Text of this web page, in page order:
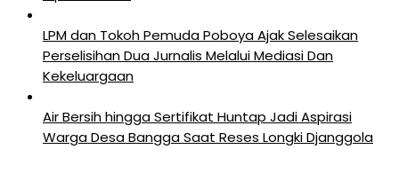
LPM dan Tokoh Pemuda Poboya Ajak Selesaikan
Perselisihan Dua Jurnalis Melalui Mediasi Dan
Kekeluargaan
Air Bersih hingga Sertifikat Huntap Jadi Aspirasi
Warga Desa Bangga Saat Reses Longki Djanggola